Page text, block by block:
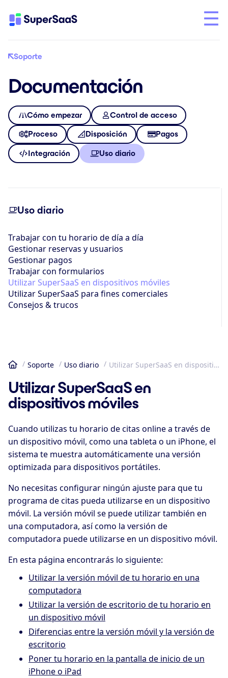
Soporte
Documentación
Cómo empezar Control de acceso
Proceso Disposición Pagos
Integración Uso diario
Uso diario
Trabajar con tu horario de día a día
Gestionar reservas y usuarios
Gestionar pagos
Trabajar con formularios
Utilizar SuperSaaS en dispositivos móviles
Utilizar SuperSaaS para fines comerciales
Consejos & trucos
Inicio
Soporte Uso diario Utilizar SuperSaaS en dispositivos móviles
Utilizar SuperSaaS en
dispositivos móviles
Cuando utilizas tu horario de citas online a través de
un dispositivo móvil, como una tableta o un iPhone, el
sistema te muestra automáticamente una versión
optimizada para dispositivos portátiles.
No necesitas configurar ningún ajuste para que tu
programa de citas pueda utilizarse en un dispositivo
móvil. La versión móvil se puede utilizar también en
una computadora, así como la versión de
computadora puede utilizarse en un dispositivo móvil.
En esta página encontrarás lo siguiente:
Utilizar la versión móvil de tu horario en una
computadora
Utilizar la versión de escritorio de tu horario en
un dispositivo móvil
Diferencias entre la versión móvil y la versión de
escritorio
Poner tu horario en la pantalla de inicio de un
iPhone o iPad